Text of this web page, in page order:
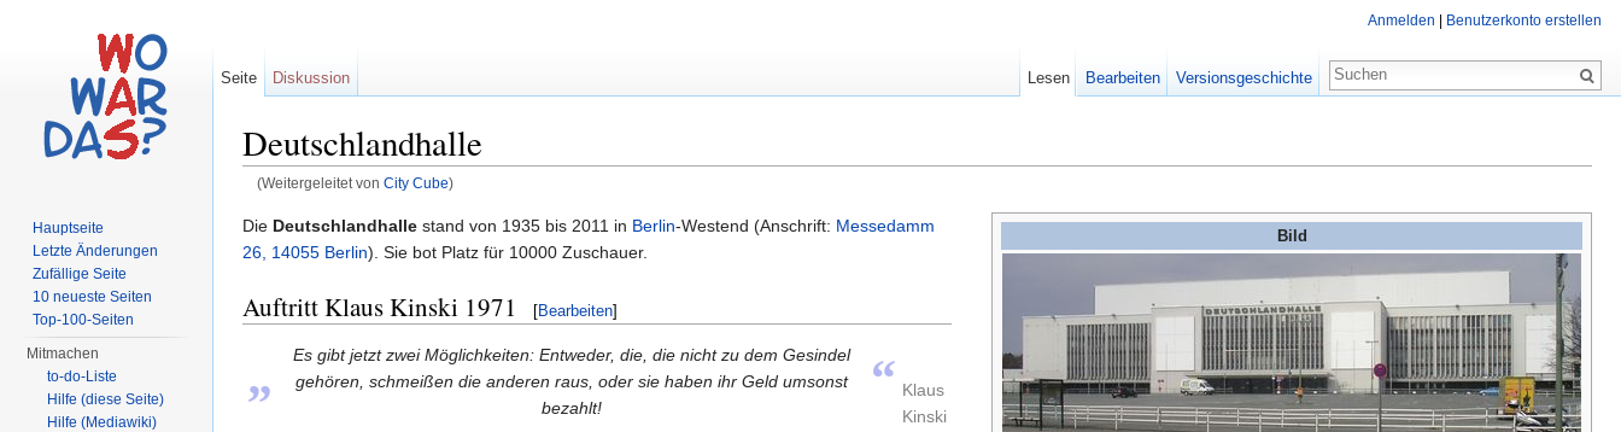
Deutschlandhalle
(Weitergeleitet von City Cube)
Bild
Die Deutschlandhalle stand von 1935 bis 2011 in Berlin-Westend (Anschrift: Messedamm
26, 14055 Berlin). Sie bot Platz für 10000 Zuschauer.
Auftritt Klaus Kinski 1971 [Bearbeiten]
„
Es gibt jetzt zwei Möglichkeiten: Entweder, die, die nicht zu dem Gesindel
gehören, schmeißen die anderen raus, oder sie haben ihr Geld umsonst
bezahlt!
“ Klaus
Kinski
Anmelden Benutzerkonto erstellen
Seite Diskussion Lesen Bearbeiten Versionsgeschichte
Hauptseite
Letzte Änderungen
Zufällige Seite
10 neueste Seiten
Top-100-Seiten
Mitmachen
to-do-Liste
Hilfe (diese Seite)
Hilfe (Mediawiki)